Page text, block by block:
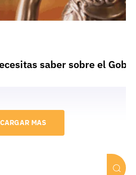
saber sobre el
CARGAR MAS